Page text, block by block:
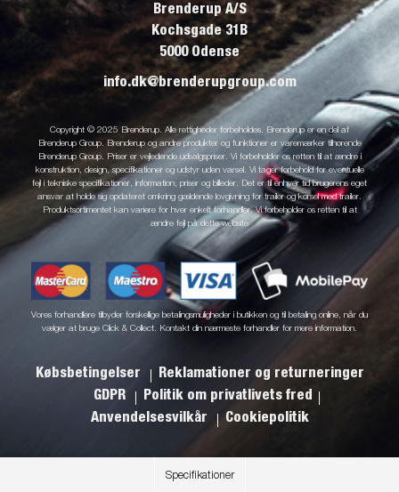
Specifikationer
Brenderup A/S
Kochsgade 31B
5000 Odense
info.dk@brenderupgroup.com
Copyright © 2025 Brenderup. Alle rettigheder forbeholdes. Brenderup er en del af
Brenderup Group. Brenderup og andre produkter og funktioner er varemærker tilhørende
Brenderup Group. Priser er vejledende udsalgspriser. Vi forbeholder os retten til at ændre i
konstruktion, design, specifikationer og udstyr uden varsel. Vi tager forbehold for eventuelle
fejl i tekniske specifikationer, information, priser og billeder. Det er til enhver tid brugerens eget
ansvar at holde sig opdateret omkring gældende lovgivning for trailer og kørsel med trailer.
Produktsortimentet kan variere for hver enkelt forhandler. Vi forbeholder os retten til at
ændre fejl på dette website
Vores forhandlere tilbyder forskellige betalingsmuligheder i butikken og til betaling online, når du
vælger at bruge Click & Collect. Kontakt din nærmeste forhandler for mere information.
Købsbetingelser
Reklamationer og returneringer
GDPR
Politik om privatlivets fred
Anvendelsesvilkår
Cookiepolitik